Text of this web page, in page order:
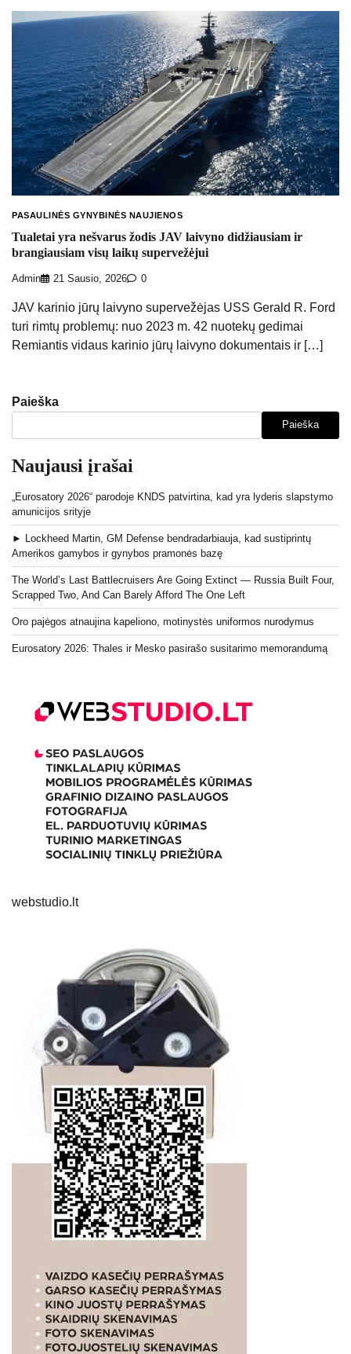
PASAULINĖS GYNYBINĖS NAUJIENOS
Tualetai yra nešvarus žodis JAV laivyno didžiausiam ir
brangiausiam visų laikų supervežėjui
Admin 21 Sausio, 2026 0
JAV karinio jūrų laivyno supervežėjas USS Gerald R. Ford
turi rimtų problemų: nuo 2023 m. 42 nuotekų gedimai
Remiantis vidaus karinio jūrų laivyno dokumentais ir […]
Paieška
Paieška
Naujausi įrašai
„Eurosatory 2026“ parodoje KNDS patvirtina, kad yra lyderis slapstymo
amunicijos srityje
► Lockheed Martin, GM Defense bendradarbiauja, kad sustiprintų
Amerikos gamybos ir gynybos pramonės bazę
The World’s Last Battlecruisers Are Going Extinct — Russia Built Four,
Scrapped Two, And Can Barely Afford The One Left
Oro pajėgos atnaujina kapeliono, motinystės uniformos nurodymus
Eurosatory 2026: Thales ir Mesko pasirašo susitarimo memorandumą
webstudio.lt